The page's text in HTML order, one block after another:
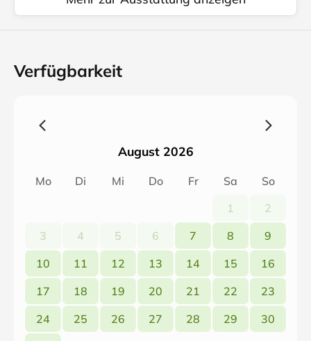
Verfügbarkeit
August 2026
Mo Di Mi Do Fr Sa
So
1
2
3
4 5 6 7 8
9
10
11 12 13 14 15
16
17
18 19 20 21 22
23
24
25 26 27 28 29
30